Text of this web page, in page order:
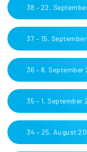
38 – 22.
37 – 15.
36 – 8. September
35 – 1. September
34 – 25. August